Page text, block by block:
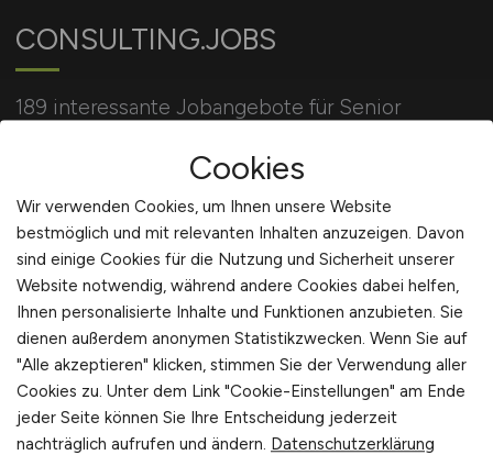
CONSULTING.JOBS
189 interessante Jobangebote für Senior
Projektmanagement, IT Consulting, uvm.
Für Arbeitgeber
Stellenanzeigen schalten
Mediadaten & Konditionen
Arbeitgeber Seite
Arbeitgeber Kontakt
Cookies
Wir verwenden Cookies, um Ihnen unsere Website
bestmöglich und mit relevanten Inhalten anzuzeigen. Davon
sind einige Cookies für die Nutzung und Sicherheit unserer
Website notwendig, während andere Cookies dabei helfen,
Ihnen personalisierte Inhalte und Funktionen anzubieten. Sie
dienen außerdem anonymen Statistikzwecken. Wenn Sie auf
"Alle akzeptieren" klicken, stimmen Sie der Verwendung aller
Cookies zu. Unter dem Link "Cookie-Einstellungen" am Ende
jeder Seite können Sie Ihre Entscheidung jederzeit
nachträglich aufrufen und ändern. Datenschutzerklärung